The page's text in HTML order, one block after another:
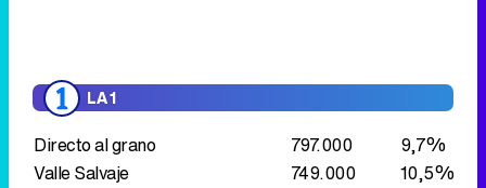
Malas lenguas
867.000
11,5%
Aquí la Tierra
1.205.000 13,4%
LA 2